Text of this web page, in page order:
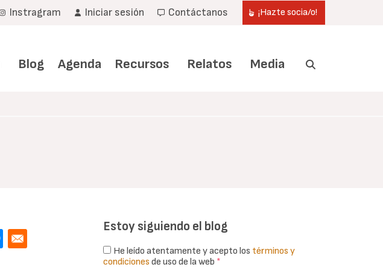
Instragram Iniciar sesión Contáctanos ¡Hazte socia/o!
Blog Agenda Recursos Relatos Media
Estoy siguiendo el blog
He leído atentamente y acepto los términos y
condiciones de uso de la web *